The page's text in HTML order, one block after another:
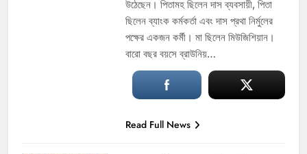
উঠেছেন। পিতামহ ছিলেন দাস ব্যবসায়ী, পিতা
ছিলেন ব্যাংক কর্মকর্তা এবং দাস প্রথা নির্মুলের
পক্ষের একজন কর্মী। মা ছিলেন মিউজিশিয়ান।
বারো বছর বয়সে ব্রাউনিয়…
Read Full News